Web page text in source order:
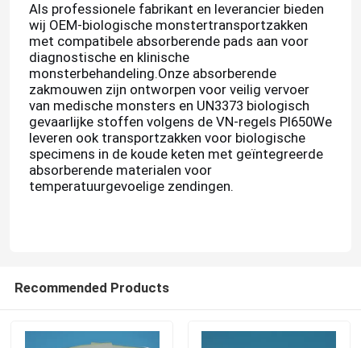
Als professionele fabrikant en leverancier bieden
wij OEM-biologische monstertransportzakken
met compatibele absorberende pads aan voor
diagnostische en klinische
monsterbehandeling.Onze absorberende
zakmouwen zijn ontworpen voor veilig vervoer
van medische monsters en UN3373 biologisch
gevaarlijke stoffen volgens de VN-regels PI650We
leveren ook transportzakken voor biologische
specimens in de koude keten met geïntegreerde
absorberende materialen voor
temperatuurgevoelige zendingen.
Recommended Products